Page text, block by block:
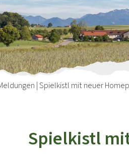
|Spielkistl mit neuer
Spielkistl